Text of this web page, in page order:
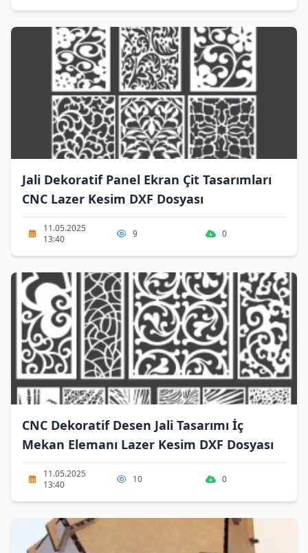
Jali Dekoratif Panel Ekran Çit Tasarımları
CNC Lazer Kesim DXF Dosyası
11.05.2025
13:40
9 0
CNC Dekoratif Desen Jali Tasarımı İç
Mekan Elemanı Lazer Kesim DXF Dosyası
11.05.2025
13:40
10 0